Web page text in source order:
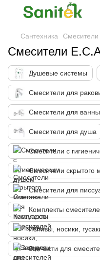
Сантехника Смесители
Смесители
Душевые системы
Смесители для
Смесители для ванны
Смесители для душа
Смесители с
Смесители скрытого
Смесители для
Комплекты
Изливы, носики,
Запчасти для